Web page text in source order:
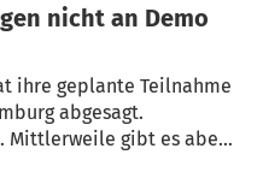
nicht an Demo
ihre geplante Teilnahme
abgesagt.
Mittlerweile gibt es aber